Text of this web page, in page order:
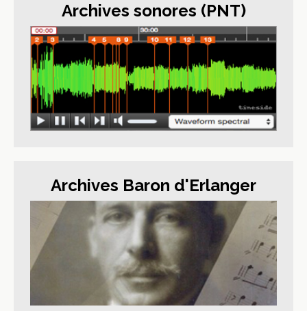
Archives sonores (PNT)
Archives Baron d'Erlanger